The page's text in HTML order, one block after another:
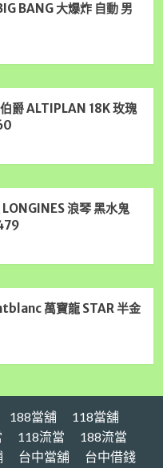
BANG 大爆炸 自動 男
爵 ALTIPLAN 18K 玫瑰
浪琴 黑水鬼
萬寶龍 STAR 半金
188當舖
118當舖
118流當
188流當
台中當舖 台中借錢